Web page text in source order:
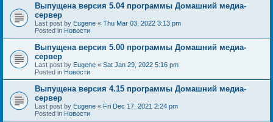
Выпущена версия 5.04 программы Домашний медиа-
сервер
Last post by Eugene « Thu Mar 03, 2022 3:13 pm
Posted in Новости
Выпущена версия 5.00 программы Домашний медиа-
сервер
Last post by Eugene « Sat Jan 29, 2022 5:16 pm
Posted in Новости
Выпущена версия 4.15 программы Домашний медиа-
сервер
Last post by Eugene « Fri Dec 17, 2021 2:24 pm
Posted in Новости